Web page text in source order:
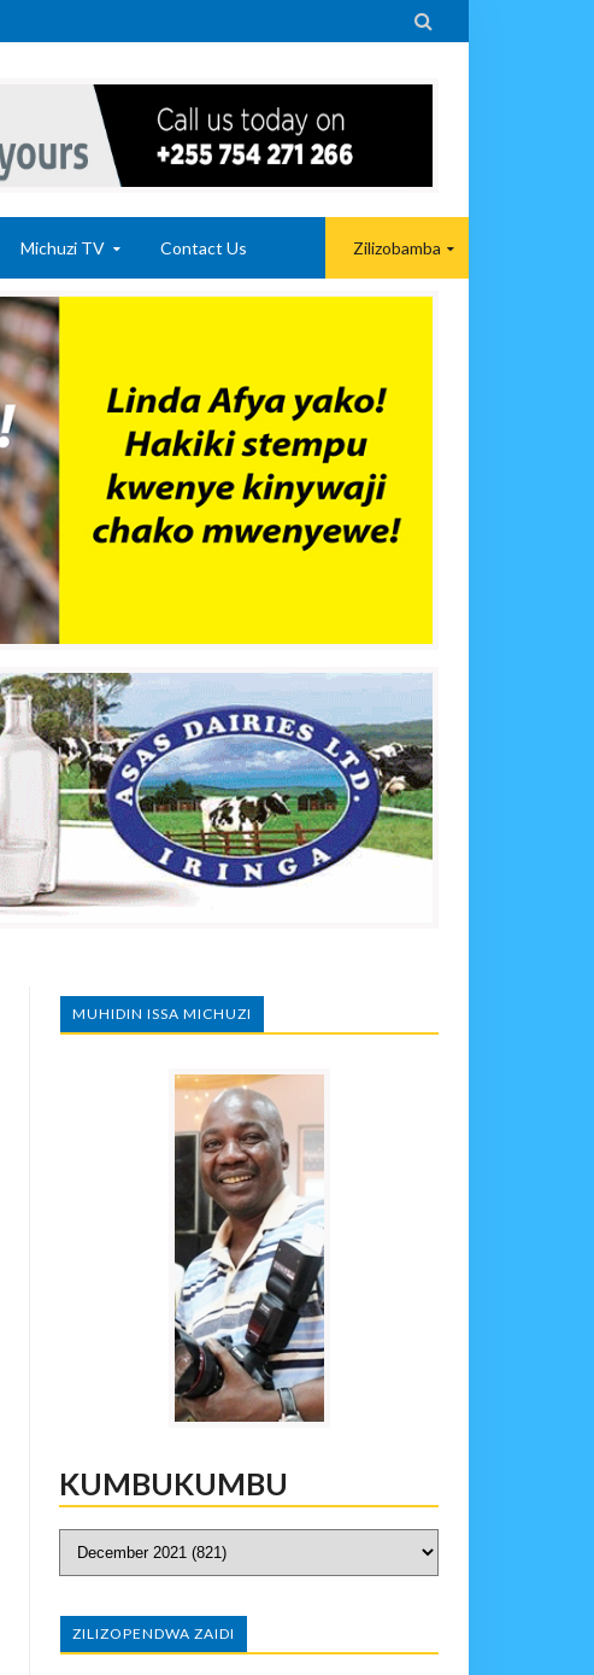

Michuzi TV Contact Us Zilizobamba
MUHIDIN ISSA MICHUZI
KUMBUKUMBU
ZILIZOPENDWA ZAIDI